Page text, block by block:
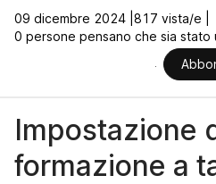
09 dicembre 2024 | 817 vista/e |
0 persone pensano che sia stato
Impostazione
formazione a